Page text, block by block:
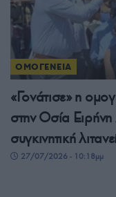
ΟΜΟΓΕΝΕΙΑ
«Γονάτισε» η
στην Οσία
συγκινητική
27/07/2026 - 10:18μμ